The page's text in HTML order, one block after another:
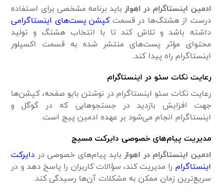
ادمین اینستاگرام در اهواز باید برنامه مشخصی برای استفاده
درست از هشتگ‌‌ها در قسمتکپشن پست‌های اینستاگرامی
داشته باشد و تلاش کند تا با انتخاب هشتگ و تولید
محتوای مؤثر پست‌های منتشر شده به قسمت اکسپلور
اینستاگرام راه پیدا کند.
رعایت نکات سئو در اینستاگرام
رعایت نکات سئو اینستاگرام در نوشتن بایو صفحه، کپشن‌ها
جهت افزایش بازدید در جستجوهایی که در گوگل و
اینستاگرام انجام می‌شود بر عهده ادمین پیج است.
مدیریت پیامهای خصوصی دایرکت مسیج
ادمین اینستاگرام در اهواز باید پیام‌های خصوصی در دایرکت
اینستاگرام را مدیریت کند، سؤالات کاربران را پاسخ دهد و در
سریع‌ترین زمان ممکن به مشکلات آن‌ها رسیدگی کند.